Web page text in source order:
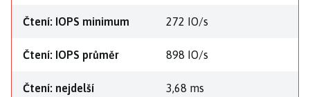
Čtení: IOPS minimum 272 IO/s
Čtení: IOPS průměr 898 IO/s
Čtení: nejdelší
3,68 ms